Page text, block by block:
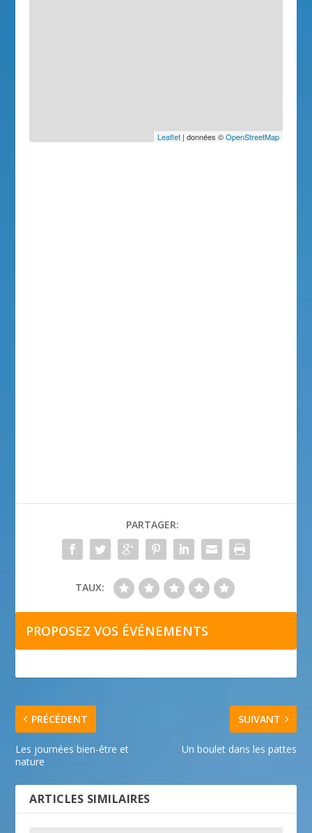
Leaflet| données ©OpenStreetMap
PARTAGER:
TAUX:
PROPOSEZ VOS ÉVÉNEMENTS
PRÉCÉDENT
Les journées bien-être et
nature
SUIVANT
Un boulet dans les pattes
ARTICLES SIMILAIRES